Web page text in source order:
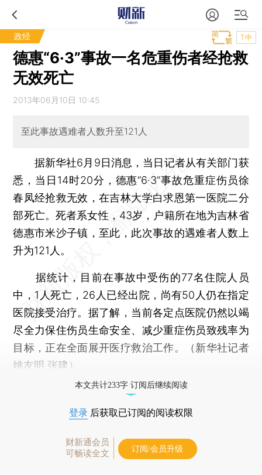
政经 T中
德惠“6·3”事故一名危重伤者经抢救
无效死亡
2013年06月10日 10:45
至此事故遇难者人数升至121人
据新华社6月9日消息，当日记者从有关部门获
悉，当日14时20分，德惠“6·3”事故危重症伤员徐
春凤经抢救无效，在吉林大学白求恩第一医院二分
部死亡。死者系女性，43岁，户籍所在地为吉林省
德惠市米沙子镇，至此，此次事故的遇难者人数上
升为121人。
据统计，目前在事故中受伤的77名住院人员
中，1人死亡，26人已经出院，尚有50人仍在指定
医院接受治疗。据了解，当前各定点医院仍然以竭
尽全力保住伤员生命安全、减少重症伤员致残率为
目标，正在全面展开医疗救治工作。（新华社记者
姚友明 张建）
本文共计233字 订阅后继续阅读
登录 后获取已订阅的阅读权限
财新通会员
可畅读全文
订阅/会员升级